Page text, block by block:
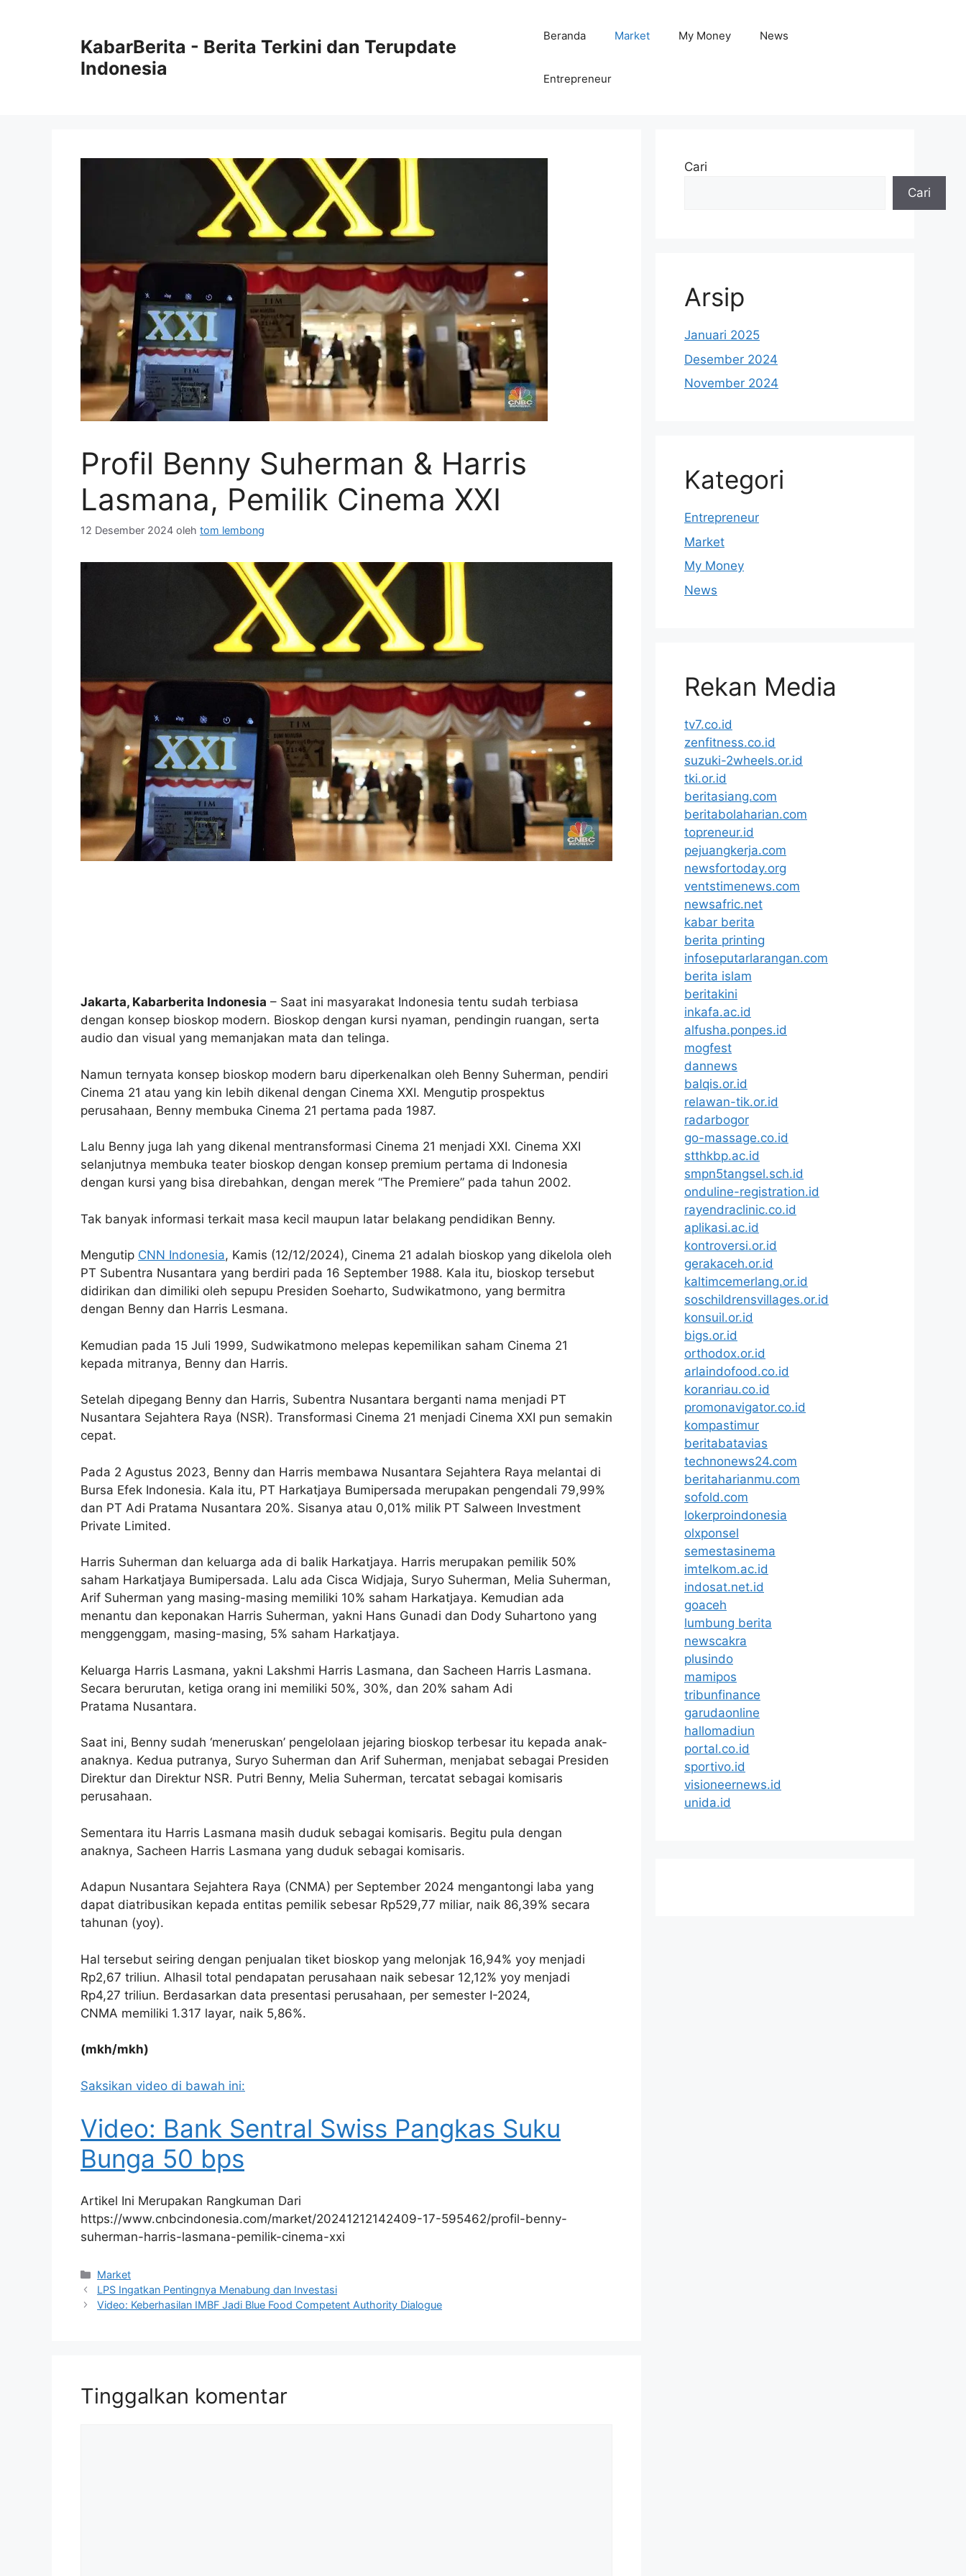
KabarBerita - Berita Terkini dan Terupdate
Indonesia
Beranda Market My Money News
Entrepreneur
Profil Benny Suherman & Harris
Lasmana, Pemilik Cinema XXI
12 Desember 2024 oleh tom lembong
Jakarta, Kabarberita Indonesia – Saat ini masyarakat Indonesia tentu sudah terbiasa
dengan konsep bioskop modern. Bioskop dengan kursi nyaman, pendingin ruangan, serta
audio dan visual yang memanjakan mata dan telinga.
Namun ternyata konsep bioskop modern baru diperkenalkan oleh Benny Suherman, pendiri
Cinema 21 atau yang kin lebih dikenal dengan Cinema XXI. Mengutip prospektus
perusahaan, Benny membuka Cinema 21 pertama pada 1987.
Lalu Benny juga lah yang dikenal mentransformasi Cinema 21 menjadi XXI. Cinema XXI
selanjutnya membuka teater bioskop dengan konsep premium pertama di Indonesia
dengan kursi yang bisa direbahkan, dengan merek “The Premiere” pada tahun 2002.
Tak banyak informasi terkait masa kecil maupun latar belakang pendidikan Benny.
Mengutip CNN Indonesia, Kamis (12/12/2024), Cinema 21 adalah bioskop yang dikelola oleh
PT Subentra Nusantara yang berdiri pada 16 September 1988. Kala itu, bioskop tersebut
didirikan dan dimiliki oleh sepupu Presiden Soeharto, Sudwikatmono, yang bermitra
dengan Benny dan Harris Lesmana.
Kemudian pada 15 Juli 1999, Sudwikatmono melepas kepemilikan saham Cinema 21
kepada mitranya, Benny dan Harris.
Setelah dipegang Benny dan Harris, Subentra Nusantara berganti nama menjadi PT
Nusantara Sejahtera Raya (NSR). Transformasi Cinema 21 menjadi Cinema XXI pun semakin
cepat.
Pada 2 Agustus 2023, Benny dan Harris membawa Nusantara Sejahtera Raya melantai di
Bursa Efek Indonesia. Kala itu, PT Harkatjaya Bumipersada merupakan pengendali 79,99%
dan PT Adi Pratama Nusantara 20%. Sisanya atau 0,01% milik PT Salween Investment
Private Limited.
Harris Suherman dan keluarga ada di balik Harkatjaya. Harris merupakan pemilik 50%
saham Harkatjaya Bumipersada. Lalu ada Cisca Widjaja, Suryo Suherman, Melia Suherman,
Arif Suherman yang masing-masing memiliki 10% saham Harkatjaya. Kemudian ada
menantu dan keponakan Harris Suherman, yakni Hans Gunadi dan Dody Suhartono yang
menggenggam, masing-masing, 5% saham Harkatjaya.
Keluarga Harris Lasmana, yakni Lakshmi Harris Lasmana, dan Sacheen Harris Lasmana.
Secara berurutan, ketiga orang ini memiliki 50%, 30%, dan 20% saham Adi
Pratama Nusantara.
Saat ini, Benny sudah ‘meneruskan’ pengelolaan jejaring bioskop terbesar itu kepada anak-
anaknya. Kedua putranya, Suryo Suherman dan Arif Suherman, menjabat sebagai Presiden
Direktur dan Direktur NSR. Putri Benny, Melia Suherman, tercatat sebagai komisaris
perusahaan.
Sementara itu Harris Lasmana masih duduk sebagai komisaris. Begitu pula dengan
anaknya, Sacheen Harris Lasmana yang duduk sebagai komisaris.
Adapun Nusantara Sejahtera Raya (CNMA) per September 2024 mengantongi laba yang
dapat diatribusikan kepada entitas pemilik sebesar Rp529,77 miliar, naik 86,39% secara
tahunan (yoy).
Hal tersebut seiring dengan penjualan tiket bioskop yang melonjak 16,94% yoy menjadi
Rp2,67 triliun. Alhasil total pendapatan perusahaan naik sebesar 12,12% yoy menjadi
Rp4,27 triliun. Berdasarkan data presentasi perusahaan, per semester I-2024,
CNMA memiliki 1.317 layar, naik 5,86%.
(mkh/mkh)
Saksikan video di bawah ini:
Video: Bank Sentral Swiss Pangkas Suku
Bunga 50 bps
Artikel Ini Merupakan Rangkuman Dari
https://www.cnbcindonesia.com/market/20241212142409-17-595462/profil-benny-
suherman-harris-lasmana-pemilik-cinema-xxi
Kategori
Market
LPS Ingatkan Pentingnya Menabung dan Investasi
Video: Keberhasilan IMBF Jadi Blue Food Competent Authority Dialogue
Tinggalkan komentar
Cari
Cari
Arsip
Januari 2025
Desember 2024
November 2024
Kategori
Entrepreneur
Market
My Money
News
Rekan Media
tv7.co.id
zenfitness.co.id
suzuki-2wheels.or.id
tki.or.id
beritasiang.com
beritabolaharian.com
topreneur.id
pejuangkerja.com
newsfortoday.org
ventstimenews.com
newsafric.net
kabar berita
berita printing
infoseputarlarangan.com
berita islam
beritakini
inkafa.ac.id
alfusha.ponpes.id
mogfest
dannews
balqis.or.id
relawan-tik.or.id
radarbogor
go-massage.co.id
stthkbp.ac.id
smpn5tangsel.sch.id
onduline-registration.id
rayendraclinic.co.id
aplikasi.ac.id
kontroversi.or.id
gerakaceh.or.id
kaltimcemerlang.or.id
soschildrensvillages.or.id
konsuil.or.id
bigs.or.id
orthodox.or.id
arlaindofood.co.id
koranriau.co.id
promonavigator.co.id
kompastimur
beritabatavias
technonews24.com
beritaharianmu.com
sofold.com
lokerproindonesia
olxponsel
semestasinema
imtelkom.ac.id
indosat.net.id
goaceh
lumbung berita
newscakra
plusindo
mamipos
tribunfinance
garudaonline
hallomadiun
portal.co.id
sportivo.id
visioneernews.id
unida.id